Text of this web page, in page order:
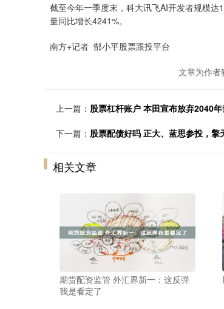
截至今年一季度末，科大讯飞AI开发者规模
量同比增长4241%。
南方+记者 郜小平股票跟投平台
文章为作者
上一篇： 股票杠杆账户 本田宣布放弃2040
下一篇： 股票配债好吗 正大、蓝思参投，
相关文章
期货配资监管 外汇界新一：这反弹
我是看定了